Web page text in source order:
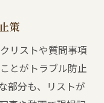
策
リストや質問事項
とがトラブル防止
部分も、リストが